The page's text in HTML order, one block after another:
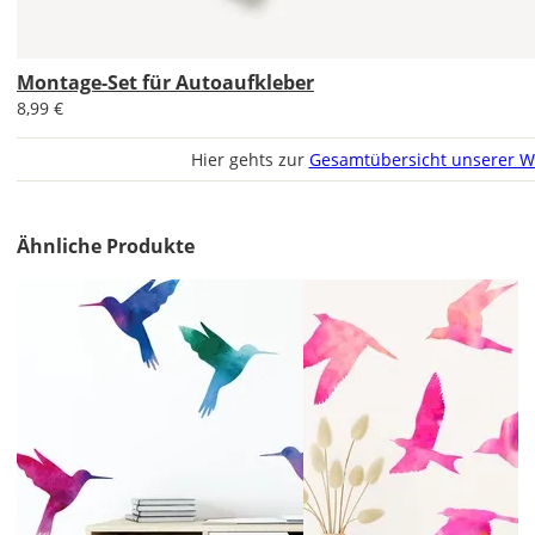
1,99 EUR
Versandkosten 1,99
EUR
Priority
Deutschland
ab 7,98
Montage-Set für Autoaufkleber
8,99 €
Hier gehts zur Gesamtübersicht unserer
Ähnliche Produkte